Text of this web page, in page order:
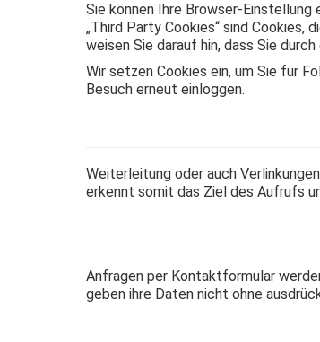
Sie können Ihre Browser-Einstellung
„Third Party Cookies“ sind
weisen Sie darauf hin, dass Sie
Wir setzen Cookies ein, um Sie für
Besuch erneut einloggen.
Weiterleitung oder auch
erkennt somit das Ziel des Aufrufs
Anfragen per Kontaktformular
geben ihre Daten nicht ohne